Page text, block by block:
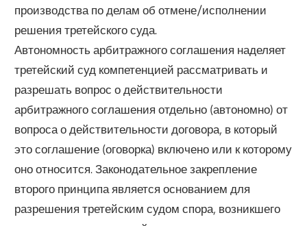
производства по делам об отмене/исполнении
решения третейского суда.
Автономность арбитражного соглашения наделяет
третейский суд компетенцией рассматривать и
разрешать вопрос о действительности
арбитражного соглашения отдельно (автономно) от
вопроса о действительности договора, в который
это соглашение (оговорка) включено или к которому
оно относится. Законодательное закрепление
второго принципа является основанием для
разрешения третейским судом спора, возникшего